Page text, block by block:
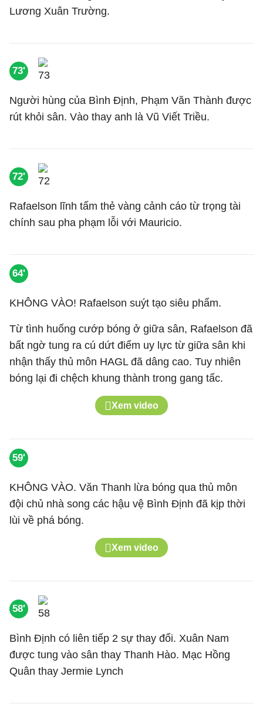
Lương Xuân Trường.
73'
Người hùng của Bình Định, Phạm Văn Thành được
rút khỏi sân. Vào thay anh là Vũ Viết Triều.
72'
Rafaelson lĩnh tấm thẻ vàng cảnh cáo từ trọng tài
chính sau pha phạm lỗi với Mauricio.
64'
KHÔNG VÀO! Rafaelson suýt tạo siêu phẩm.
Từ tình huống cướp bóng ở giữa sân, Rafaelson đã
bất ngờ tung ra cú dứt điểm uy lực từ giữa sân khi
nhận thấy thủ môn HAGL đã dâng cao. Tuy nhiên
bóng lại đi chệch khung thành trong gang tấc.
Xem video
59'
KHÔNG VÀO. Văn Thanh lừa bóng qua thủ môn
đội chủ nhà song các hậu vệ Bình Định đã kịp thời
lùi về phá bóng.
Xem video
58'
Bình Định có liên tiếp 2 sự thay đổi. Xuân Nam
được tung vào sân thay Thanh Hào. Mạc Hồng
Quân thay Jermie Lynch